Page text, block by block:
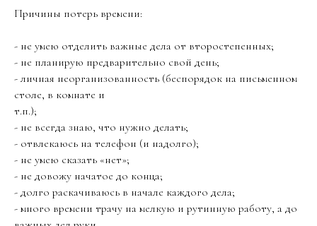
Причины потерь времени:
- не умею отделить важные дела от второстепенных;
- не планирую предварительно свой день;
- личная неорганизованность (беспорядок на письменном
столе, в комнате и
т.п.);
- не всегда знаю, что нужно делать;
- отвлекаюсь на телефон (и надолго);
- не умею сказать «нет»;
- не довожу начатое до конца;
- долго раскачиваюсь в начале каждого дела;
- много времени трачу на мелкую и рутинную работу, а до